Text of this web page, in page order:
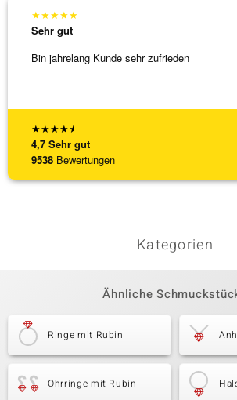
★★★★★
4,7 Sehr gut
9538 Bewertungen
★★★★★
Sehr gut
Bin jahrelang Kunde sehr zufrieden
Kategorien
Ähnliche
Ringe mit Rubin
Ohrringe mit Rubin